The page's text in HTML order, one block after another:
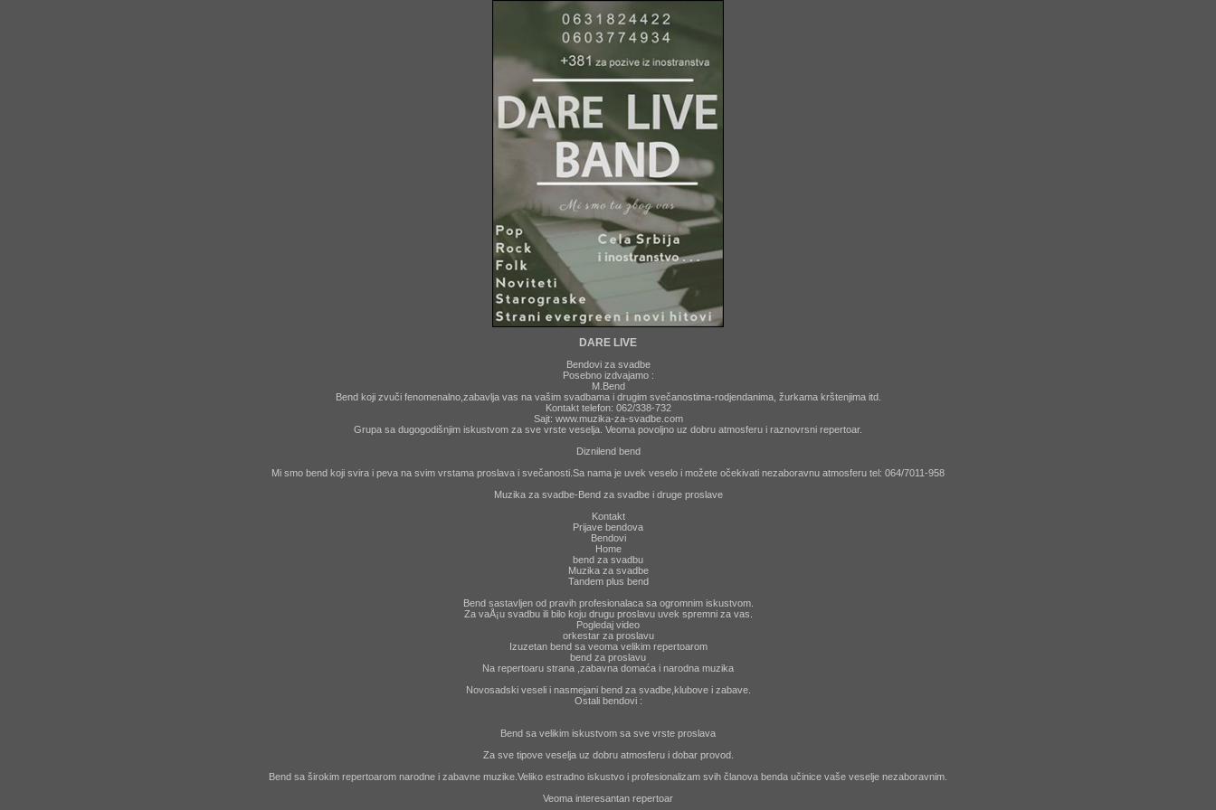
DARE LIVE
Bendovi za svadbe
Posebno izdvajamo :
M.Bend
Bend koji zvuči fenomenalno,zabavlja vas na vašim svadbama i drugim svečanostima-rodjendanima, žurkama krštenjima itd.
Kontakt telefon: 062/338-732
Sajt: www.muzika-za-svadbe.com
Grupa sa dugogodišnjim iskustvom za sve vrste veselja. Veoma povoljno uz dobru atmosferu i raznovrsni repertoar.
Diznilend bend
Mi smo bend koji svira i peva na svim vrstama proslava i svečanosti.Sa nama je uvek veselo i možete očekivati nezaboravnu atmosferu tel: 064/7011-958
Muzika za svadbe-Bend za svadbe i druge proslave
Kontakt
Prijave bendova
Bendovi
Home
bend za svadbu
Muzika za svadbe
Tandem plus bend
Bend sastavljen od pravih profesionalaca sa ogromnim iskustvom.
Za vaÅ¡u svadbu ili bilo koju drugu proslavu uvek spremni za vas.
Pogledaj video
orkestar za proslavu
Izuzetan bend sa veoma velikim repertoarom
bend za proslavu
Na repertoaru strana ,zabavna domaća i narodna muzika
Novosadski veseli i nasmejani bend za svadbe,klubove i zabave.
Ostali bendovi :
Bend sa velikim iskustvom sa sve vrste proslava
Za sve tipove veselja uz dobru atmosferu i dobar provod.
Bend sa širokim repertoarom narodne i zabavne muzike.Veliko estradno iskustvo i profesionalizam svih članova benda učinice vaše veselje nezaboravnim.
Veoma interesantan repertoar